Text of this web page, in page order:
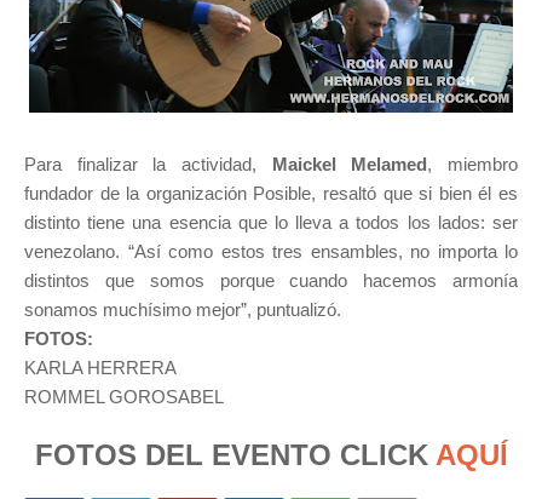
Para finalizar la actividad, Maickel Melamed, miembro
fundador de la organización Posible, resaltó que si bien él es
distinto tiene una esencia que lo lleva a todos los lados: ser
venezolano. “Así como estos tres ensambles, no importa lo
distintos que somos porque cuando hacemos armonía
sonamos muchísimo mejor”, puntualizó.
FOTOS:
KARLA HERRERA
ROMMEL GOROSABEL
FOTOS DEL EVENTO CLICK AQUÍ